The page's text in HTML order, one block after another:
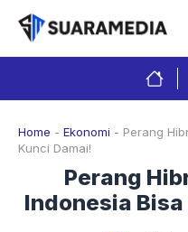
Langsung
isi
Home - Ekonomi - Perang
Kunci Damai!
Perang
Indonesia